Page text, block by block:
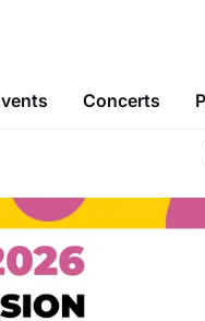
Concerts